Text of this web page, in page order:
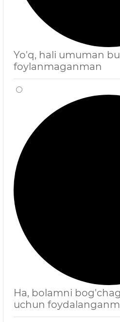
Yo'q, hali umuman
foylanmaganman
Ha, bolamni
uchun